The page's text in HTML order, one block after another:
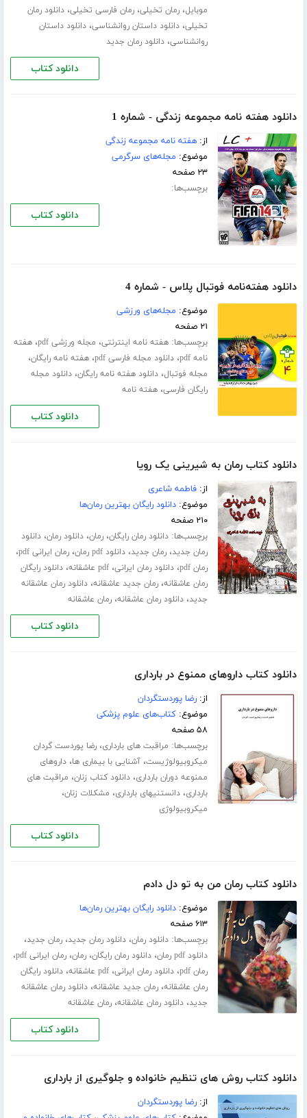
موبایل،رمان تخیلی،رمان فارسی تخیلی،دانلود رمان
تخیلی،دانلود داستان روانشناسی،دانلود داستان
روانشناسی،دانلود رمان جدید
دانلود کتاب
دانلود هفته نامه مجموعه زندگی - شماره 1
از:هفته نامه مجموعه زندگی
موضوع: مجله‌های سرگرمی
۲۳ صفحه
برچسب‌ها:
دانلود کتاب
دانلود هفته‌نامه فوتبال پلاس - شماره 4
موضوع: مجله‌های ورزشی
۲۱ صفحه
برچسب‌ها:هفته نامه اینترنتی، مجله ورزشی pdf ،هفته
نامه pdf
،دانلود مجله فارسی pdf ،هفته نامه رایگان،
مجله فوتبال،دانلود هفته نامه رایگان،دانلود مجله
رایگان فارسی،هفته نامه
دانلود کتاب
دانلود کتاب رمان به شیرینی یک رویا
از:فاطمه شاعری
موضوع:دانلود رایگان بهترین رمان‌ها
۲۱۰ صفحه
برچسب‌ها:دانلود رمان رایگان،رمان،دانلود رمان،دانلود
رمان جدید،رمان جدید،دانلود pdf رمان ،رمان ایرانی pdf ،
رمان pdf ،دانلود رمان ایرانی،pdf عاشقانه ،دانلود رایگان
رمان عاشقانه،رمان جدید عاشقانه،دانلود رمان عاشقانه
جدید،دانلود رمان عاشقانه،رمان عاشقانه
دانلود کتاب
دانلود کتاب داروهای ممنوع در بارداری
از:رضا پوردستگردان
موضوع:کتاب‌های علوم پزشکی
۵۸ صفحه
برچسب‌ها: مراقبت های بارداری،رضا پوردست گردان
میکروبیولوژیست،آشنایی با بیماری ها،داروهای
ممنوعه دوران بارداری،دانلود کتاب زنان، مراقبت های
بارداری،دانستنیهای بارداری، مشکلات زنان،
میکروبیولوژی
دانلود کتاب
دانلود کتاب رمان من به تو دل دادم
موضوع:دانلود رایگان بهترین رمان‌ها
۶۱۳ صفحه
برچسب‌ها:دانلود رمان،دانلود رمان جدید،رمان جدید،
دانلود pdf رمان ،دانلود رمان رایگان،رمان،رمان ایرانی pdf ،
رمان pdf ،دانلود رمان ایرانی،pdf عاشقانه ،دانلود رایگان
رمان عاشقانه،رمان جدید عاشقانه،دانلود رمان عاشقانه
جدید،دانلود رمان عاشقانه،رمان عاشقانه
دانلود کتاب
دانلود کتاب روش های تنظیم خانواده و جلوگیری از بارداری
از:رضا پوردستگردان